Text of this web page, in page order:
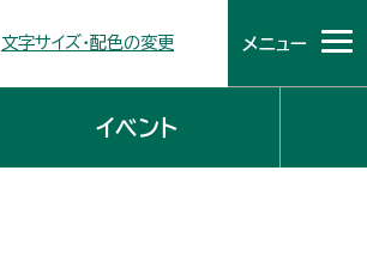
文字サイズ・配色の変更 メニュー
イベント